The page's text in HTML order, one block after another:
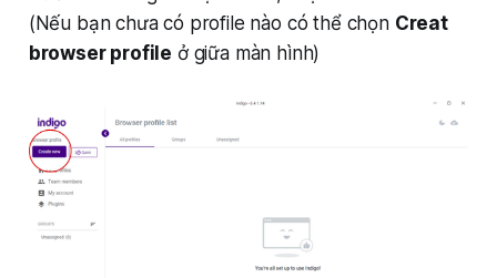
(Nếu bạn chưa có profile nào có thể chọn Creat
browser profile ở giữa màn hình)